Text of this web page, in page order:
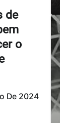
de
o
De 2024